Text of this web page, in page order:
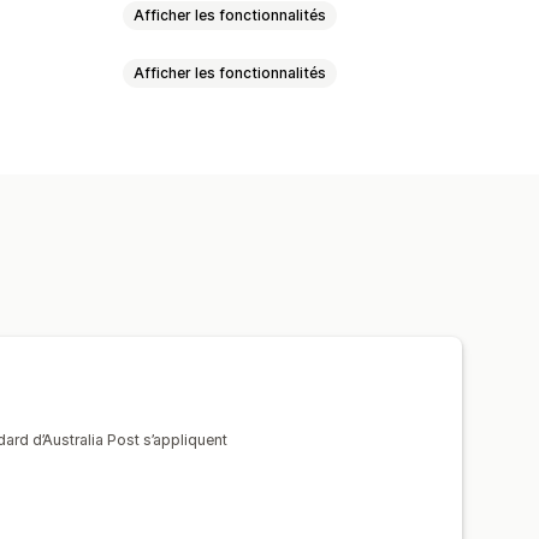
Afficher les fonctionnalités
Afficher les fonctionnalités
d’Australia Post s’appliquent